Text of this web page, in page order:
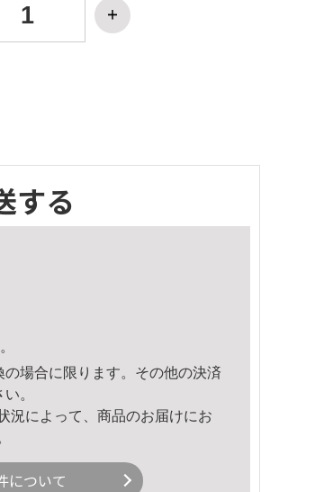
する
場合に限ります。その他の決済
。
況によって、商品のお届けにお
について